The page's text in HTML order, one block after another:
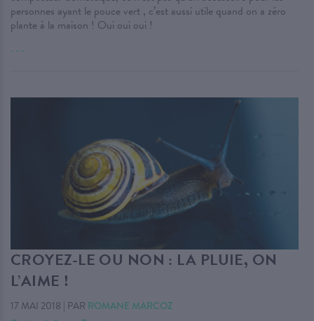
personnes ayant le pouce vert , c’est aussi utile quand on a zéro
plante à la maison ! Oui oui oui !
. . .
CROYEZ-LE OU NON : LA PLUIE, ON
L’AIME !
17 MAI 2018 | PAR ROMANE MARCOZ